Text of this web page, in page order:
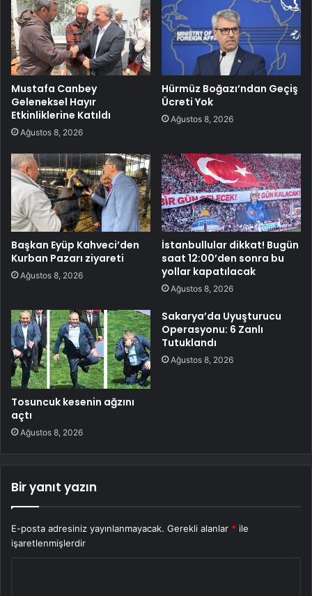
Mustafa Canbey
Geleneksel Hayır
Etkinliklerine Katıldı
Ağustos 8, 2026
Hürmüz Boğazı’ndan Geçiş
Ücreti Yok
Ağustos 8, 2026
Başkan Eyüp Kahveci’den
Kurban Pazarı ziyareti
Ağustos 8, 2026
İstanbullular dikkat! Bugün
saat 12:00’den sonra bu
yollar kapatılacak
Ağustos 8, 2026
Tosuncuk kesenin ağzını
açtı
Ağustos 8, 2026
Sakarya’da Uyuşturucu
Operasyonu: 6 Zanlı
Tutuklandı
Ağustos 8, 2026
Bir yanıt yazın
E-posta adresiniz yayınlanmayacak. Gerekli alanlar * ile
işaretlenmişlerdir